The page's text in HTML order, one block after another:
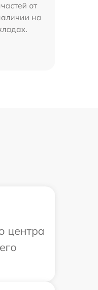
от
на
центра